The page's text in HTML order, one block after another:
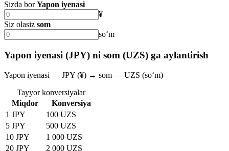
Sizda bor Yapon iyenasi
¥
Siz olasiz som
soʻm
Yapon iyenasi (JPY) ni som (UZS) ga aylantirish
Yapon iyenasi — JPY (¥) → som — UZS (soʻm)
Tayyor konversiyalar
Miqdor
Konversiya
1 JPY
100 UZS
5 JPY
500 UZS
10 JPY
1 000 UZS
20 JPY
2 000 UZS